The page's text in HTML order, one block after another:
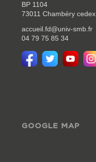
BP 1104
73011 Chambéry cedex
accueil.fd@univ-smb.fr
04 79 75 85 34
GOOGLE MAP